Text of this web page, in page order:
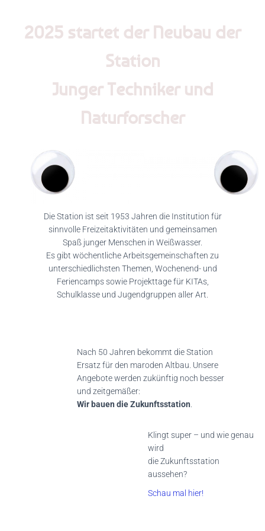
2025 startet der Neubau der
Station
Junger Techniker und
Naturforscher
Die Station ist seit 1953 Jahren die Institution für
sinnvolle Freizeitaktivitäten und gemeinsamen
Spaß junger Menschen in Weißwasser.
Es gibt wöchentliche Arbeitsgemeinschaften zu
unterschiedlichsten Themen, Wochenend- und
Feriencamps sowie Projekttage für KITAs,
Schulklasse und Jugendgruppen aller Art.
Nach 50 Jahren bekommt die Station
Ersatz für den maroden Altbau. Unsere
Angebote werden zukünftig noch besser
und zeitgemäßer:
Wir bauen die Zukunftsstation.
Klingt super – und wie genau
wird
die Zukunftsstation
aussehen?
Schau mal hier!